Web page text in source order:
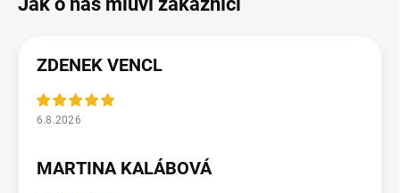
ZDENEK VENCL
6.8.2026
MARTINA KALÁBOVÁ